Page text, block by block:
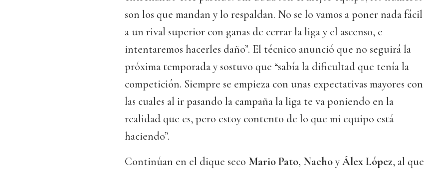
son los que mandan y lo respaldan. No se lo vamos a poner nada fácil
a un rival superior con ganas de cerrar la liga y el ascenso, e
intentaremos hacerles daño”. El técnico anunció que no seguirá la
próxima temporada y sostuvo que “sabía la dificultad que tenía la
competición. Siempre se empieza con unas expectativas mayores con
las cuales al ir pasando la campaña la liga te va poniendo en la
realidad que es, pero estoy contento de lo que mi equipo está
haciendo”.
Continúan en el dique seco Mario Pato, NachoyÁlex López, al que